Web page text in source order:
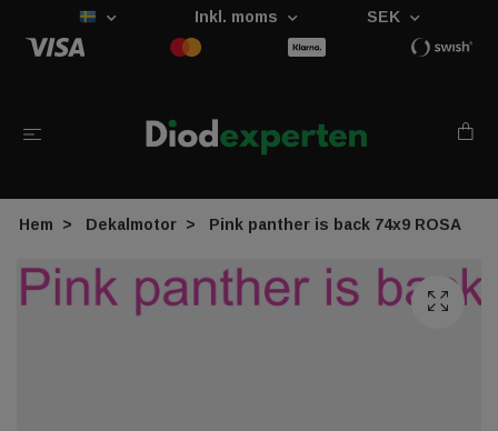
Inkl. moms SEK
Hem Dekalmotor Pink panther is back 74x9 ROSA